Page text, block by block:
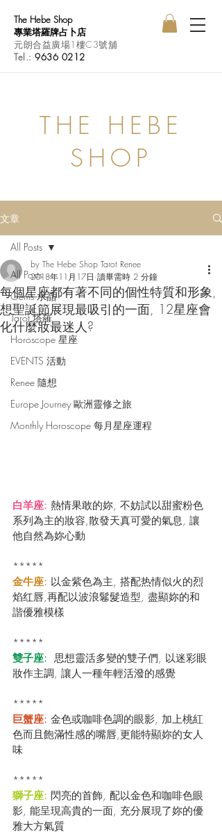
The Hebe Shop
專業塔羅牌占卜店
元朗合益廣場1樓C3號舖
Tel.:9636 0212
THE HEBE
SHOP
文章
All Posts
Gems 水晶
Tarot 塔羅
Horoscope 星座
EVENTS 活動
Renee 隨想
Europe Journey 歐洲靈修之旅
Monthly Horoscope 每月星座運程
All Posts
每個星座都有著不同的個性特質和形象,
想聖誕節展現最吸引的一面, 12星座會
化什麼妝最迷人?
by The Hebe Shop Tarot Renee
2018年11月17日 讀畢需時 2 分鐘
白羊座: 熱情果敢的妳, 不妨試以甜蜜粉色
系列為主的妝容,散發天真可愛的氣息, 讓
他自然為妳心動
*****
金牛座: 以金紫色為主, 搭配热情似火的烈
焰红唇,再配以波浪鬈髮造型, 盡顯妳的和
諧優雅模樣
*****
雙子座: 思想靈活多變的雙子們, 以迷彩眼
妝作主調, 讓人一種年輕活潑的感覺
*****
巨蟹座: 金色或咖啡色調的眼影, 加上桃紅
色而且飽滿性感的嘴唇,更能特顯妳的女人
味
*****
獅子座: 閃亮的首飾, 配以金色和咖啡色眼
影, 能呈現高貴的一面, 充分展現了妳的優
雅大方氣質